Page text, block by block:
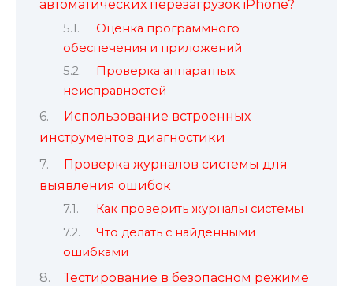
автоматических перезагрузок iPhone?
Оценка программного
обеспечения и приложений
Проверка аппаратных
неисправностей
Использование встроенных
инструментов диагностики
Проверка журналов системы для
выявления ошибок
Как проверить журналы системы
Что делать с найденными
ошибками
Тестирование в безопасном режиме